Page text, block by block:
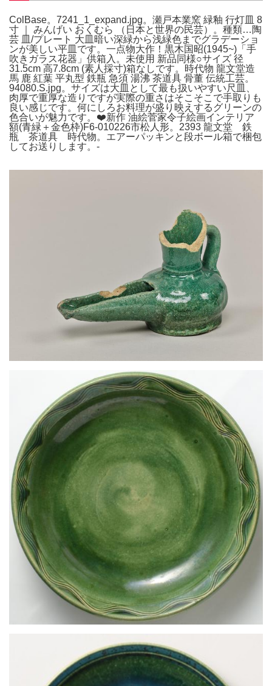
ColBase。7241_1_expand.jpg。瀬戸本業窯 緑釉 行灯皿 8
寸 ｜ みんげい おくむら （日本と世界の民芸）。種類…陶
芸 皿/プレート 大皿暗い深緑から浅緑色までグラデーショ
ンが美しい平皿です。一点物大作！黒木国昭(1945~)「手
吹きガラス花器」供箱入。未使用 新品同様○サイズ 径
31.5cm 高7.8cm (素人採寸)箱なしです。時代物 龍文堂造
馬 鹿 紅葉 平丸型 鉄瓶 急須 湯沸 茶道具 骨董 伝統工芸。
94080.S.jpg。サイズは大皿として最も扱いやすい尺皿、
肉厚で重厚な造りですが実際の重さはそこそこで手取りも
良い感じです。何にしろお料理が盛り映えするグリーンの
色合いが魅力です。❤️新作 油絵菅家令子絵画インテリア
額(青緑＋金色枠)F6-010226市松人形。2393 龍文堂 鉄
瓶 茶道具 時代物。エアーパッキンと段ボール箱で梱包
してお送りします。-